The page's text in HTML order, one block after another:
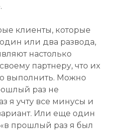
клиенты, которые
или два развода,
настолько
партнеру, что их
выполнить. Можно
раз не
я учту все минусы и
Или еще один
прошлый раз я был